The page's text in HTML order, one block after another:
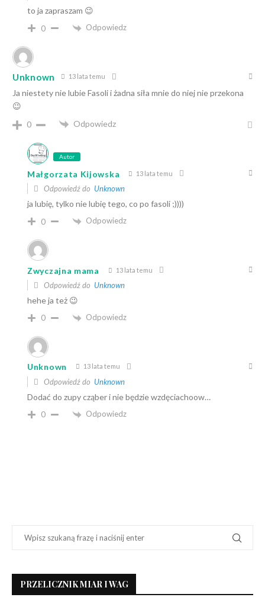
to ja zapraszam 😉
0 Odpowiedz
Unknown 13 lata temu
Ja niestety nie lubie Fasoli i żadna siła mnie do niej nie przekona
😉
0
Odpowiedz
Autor
Małgorzata Kijowska 13 lata temu
Odpowiedź do Unknown
ja lubię, tylko nie lubię tego, co po fasoli ;))))
0 Odpowiedz
Zwyczajna mama 13 lata temu
Odpowiedź do Unknown
hehe ja też 😉
0 Odpowiedz
Unknown 13 lata temu
Odpowiedź do Unknown
Dodać do zupy cząber i nie będzie wzdęciachoow…
0 Odpowiedz
PRZELICZNIK MIAR I WAG